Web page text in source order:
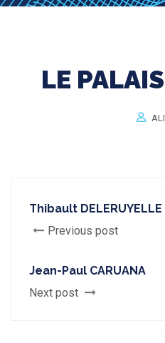
LE
Thibault DELERUYELLE
Previous post
Jean-Paul CARUANA
Next post